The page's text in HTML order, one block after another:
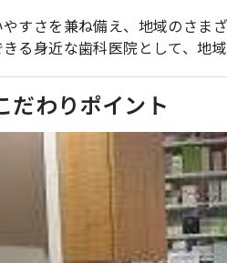
すさを兼ね備え、地域のさま
る身近な歯科医院として、地
だわりポイント